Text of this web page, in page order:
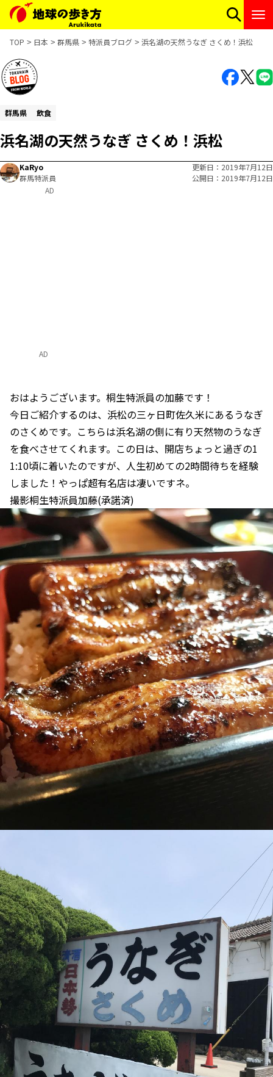
TOP 日本 群馬県 特派員ブログ 浜名湖の天然うなぎ さくめ！浜松
群馬県 飲食
浜名湖の天然うなぎ さくめ！浜松
KaRyo
群馬特派員
更新日
2019年7月12日
公開日
2019年7月12日
AD
おはようございます。桐生特派員の加藤です！
今日ご紹介するのは、浜松の三ヶ日町佐久米にあるうなぎ
のさくめです。こちらは浜名湖の側に有り天然物のうなぎ
を食べさせてくれます。この日は、開店ちょっと過ぎの1
1:10頃に着いたのですが、人生初めての2時間待ちを経験
しました！やっぱ超有名店は凄いですネ。
撮影桐生特派員加藤(承諾済)
AD